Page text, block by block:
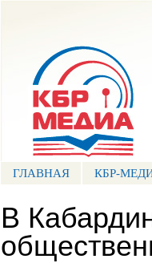
ГЛАВНАЯ КБР-
В